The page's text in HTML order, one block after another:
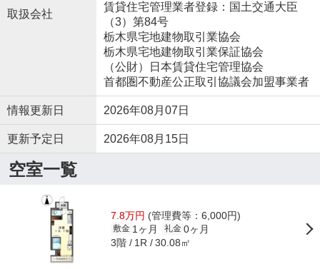
取扱会社
賃貸住宅管理業者登録：国土交通大臣
（3）第84号
栃木県宅地建物取引業協会
栃木県宅地建物取引業保証協会
（公財）日本賃貸住宅管理協会
首都圏不動産公正取引協議会加盟事業者
情報更新日 2026年08月07日
更新予定日 2026年08月15日
空室一覧
7.8万円 (管理費等：6,000円)
敷金 1ヶ月 礼金 0ヶ月
3階 1R 30.08㎡